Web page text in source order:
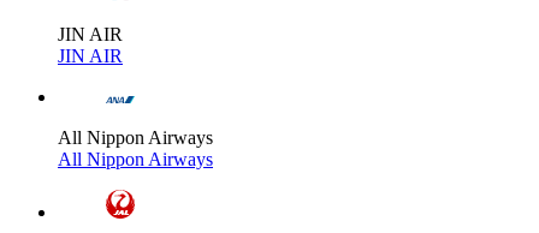
JIN AIR
JIN AIR
All Nippon Airways
All Nippon Airways